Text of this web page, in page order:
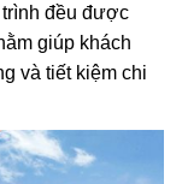
trình đều được
giúp khách
và tiết kiệm chi